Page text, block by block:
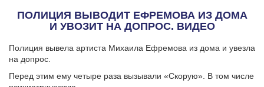
ПОЛИЦИЯ ВЫВОДИТ ЕФРЕМОВА ИЗ ДОМА
И УВОЗИТ НА ДОПРОС. ВИДЕО
Полиция вывела артиста Михаила Ефремова из дома и увезла
на допрос.
Перед этим ему четыре раза вызывали «Скорую». В том числе